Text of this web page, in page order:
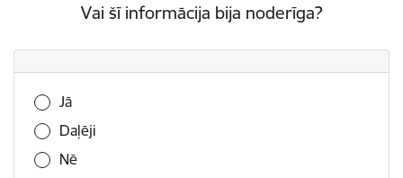
Vai šī informācija bija noderīga?
Vai šī informācija bija noderīga?
Jā
Daļēji
Nē